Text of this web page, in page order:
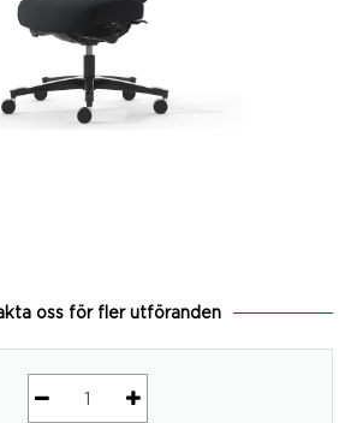
oss för fler utföranden
Malmstolen